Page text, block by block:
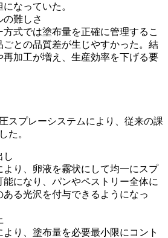
なっていた。
の難しさ
式では塗布量を正確に管理するこ
ごとの品質差が生じやすかった。結
再加工が増え、生産効率を下げる要
スプレーシステムにより、従来の課
た。
し
より、卵液を霧状にして均一にスプ
能になり、パンやペストリー全体に
る光沢を付与できるようになっ
り、塗布量を必要最小限にコント